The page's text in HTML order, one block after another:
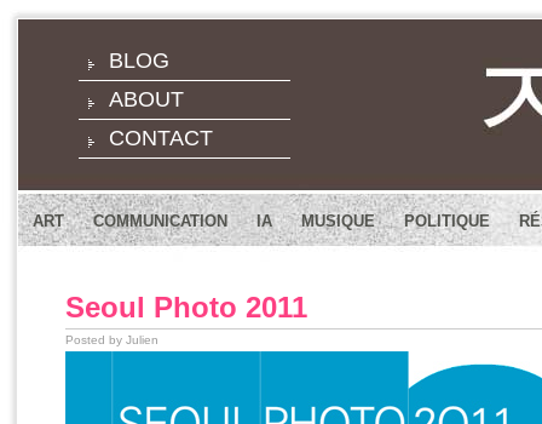
BLOG
ABOUT
CONTACT
ART COMMUNICATION IA MUSIQUE POLITIQUE
Seoul Photo 2011
Posted by Julien